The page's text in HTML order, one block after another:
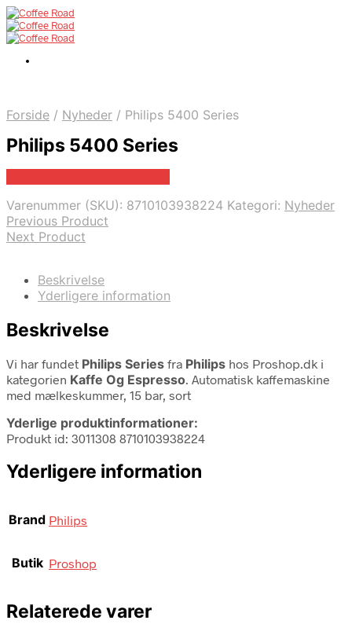
Forside / Nyheder / Philips 5400 Series
Philips 5400 Series
Varenummer (SKU): 8710103938224 Kategori: Nyheder
Previous Product
Next Product
Beskrivelse
Yderligere information
Beskrivelse
Vi har fundet Philips Series fra Philips hos Proshop.dk i
kategorien Kaffe Og Espresso. Automatisk kaffemaskine
med mælkeskummer, 15 bar, sort
Yderlige produktinformationer:
Produkt id: 3011308 8710103938224
Yderligere information
Brand Philips
Butik Proshop
Relaterede varer